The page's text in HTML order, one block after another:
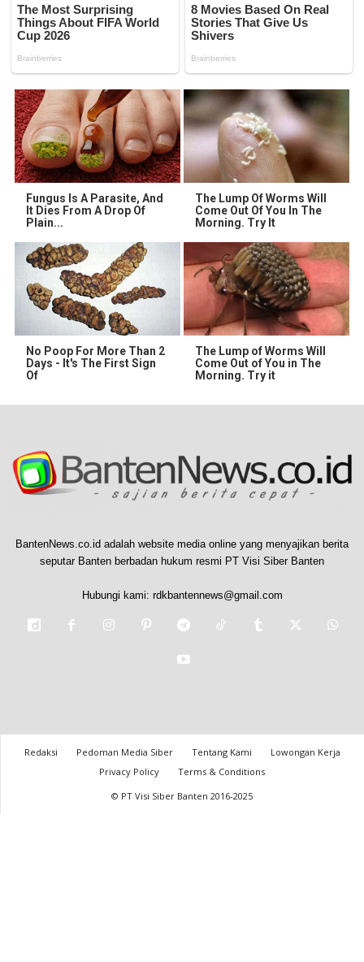
Fungus Is A Parasite, And
It Dies From A Drop Of
Plain...
The Lump Of Worms Will
Come Out Of You In The
Morning. Try It
No Poop For More Than 2
Days - It's The First Sign
Of
The Lump of Worms Will
Come Out of You in The
Morning. Try it
BantenNews.co.id adalah website media online yang menyajikan berita
seputar Banten berbadan hukum resmi PT Visi Siber Banten
Hubungi kami: rdkbantennews@gmail.com
Redaksi Pedoman Media Siber Tentang Kami
Lowongan Kerja
Privacy Policy
Terms & Conditions
© PT Visi Siber Banten 2016-2025